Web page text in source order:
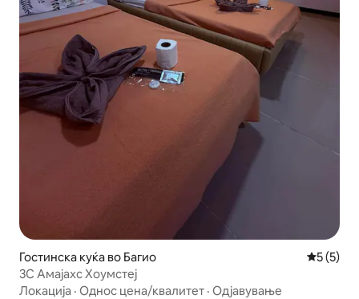
Гостинска куќа во Багио
5 (5)
3C Амајахс Хоумстеј
Локација · Однос цена/квалитет · Одјавување